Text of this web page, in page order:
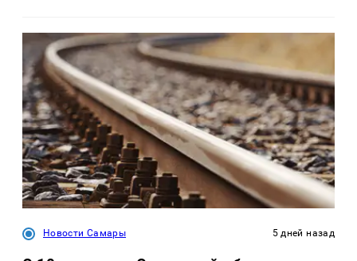
Новости Самары 5 дней назад